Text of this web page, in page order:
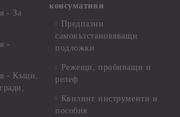
- За
-
- Къщи,
консумативи
Предпазни
самовъзстановяващи
подложки
Режещи, пробиващи и
релеф
Квилинг инструменти и
пособия